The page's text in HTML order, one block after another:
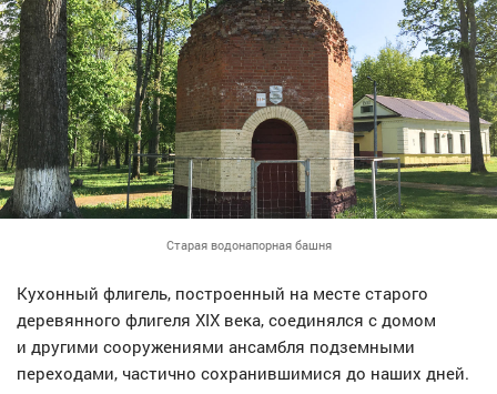
Старая водонапорная башня
Кухонный флигель, построенный на месте старого
деревянного флигеля XIX века, соединялся с домом
и другими сооружениями ансамбля подземными
переходами, частично сохранившимися до наших дней.